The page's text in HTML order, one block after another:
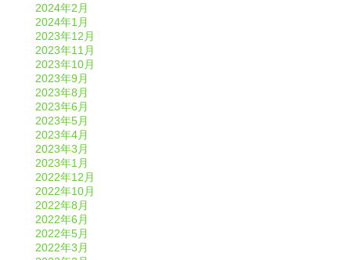
2024年2月
2024年1月
2023年12月
2023年11月
2023年10月
2023年9月
2023年8月
2023年6月
2023年5月
2023年4月
2023年3月
2023年1月
2022年12月
2022年10月
2022年8月
2022年6月
2022年5月
2022年3月